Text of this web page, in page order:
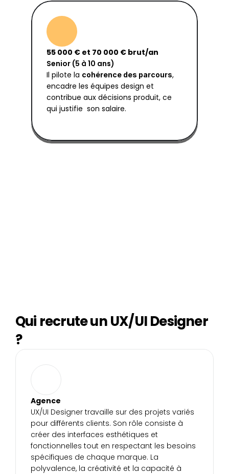
55 000 € et 70 000 € brut/an
Senior (5 à 10 ans)
Il pilote la cohérence des parcours,
encadre les équipes design et
contribue aux décisions produit, ce
qui justifie  son salaire.
Qui recrute un UX/UI Designer
?
Agence
UX/UI Designer travaille sur des projets variés
pour différents clients. Son rôle consiste à
créer des interfaces esthétiques et
fonctionnelles tout en respectant les besoins
spécifiques de chaque marque. La
polyvalence, la créativité et la capacité à